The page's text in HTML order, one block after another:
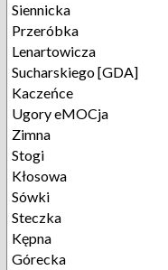
Siennicka
Przeróbka
Lenartowicza
Sucharskiego [GDA]
Kaczeńce
Ugory eMOCja
Zimna
Stogi
Kłosowa
Sówki
Steczka
Kępna
Górecka